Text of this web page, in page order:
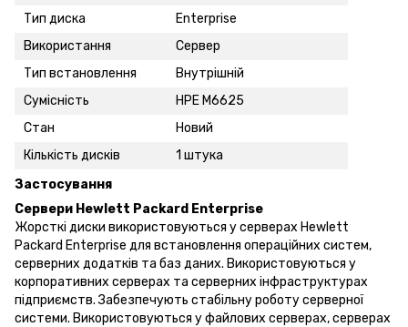
Тип диска
Enterprise
Використання
Сервер
Тип встановлення
Внутрішній
Сумісність
HPE M6625
Стан
Новий
Кількість дисків
1 штука
Застосування
Сервери Hewlett Packard Enterprise
Жорсткі диски використовуються у серверах Hewlett
Packard Enterprise для встановлення операційних систем,
серверних додатків та баз даних. Використовуються у
корпоративних серверах та серверних інфраструктурах
підприємств. Забезпечують стабільну роботу серверної
системи. Використовуються у файлових серверах, серверах